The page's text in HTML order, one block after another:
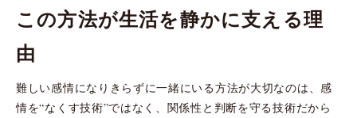
この方法が生活を静かに支える理
由
難しい感情になりきらずに一緒にいる方法が大切なのは、感
情を“なくす技術”ではなく、関係性と判断を守る技術だから